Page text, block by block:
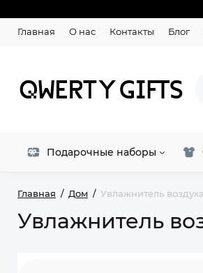
Главная О нас Контакты Блог
Подарочные наборы
Главная Дом Увлажнитель
Увлажнитель